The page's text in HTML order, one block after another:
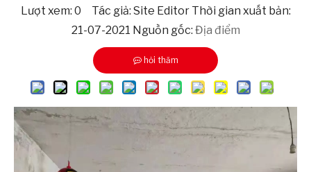
Lượt xem: 0 Tác giả: Site Editor Thời gian xuất bản:
21-07-2021 Nguồn gốc: Địa điểm
hỏi thăm